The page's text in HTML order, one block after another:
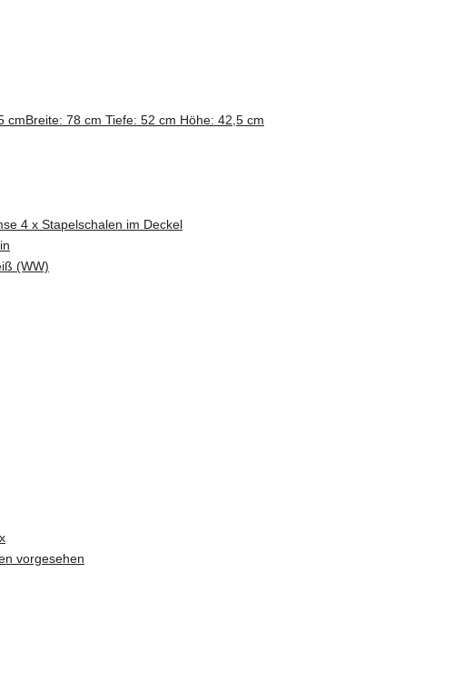
cmBreite: 78 cm Tiefe: 52 cm Höhe: 42,5 cm
4 x Stapelschalen im Deckel
(WW)
vorgesehen